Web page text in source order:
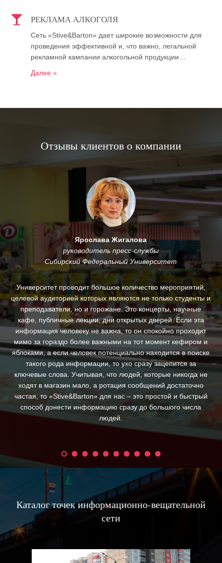
РЕКЛАМА АЛКОГОЛЯ
Сеть «Stive&Barton» дает широкие возможности для
проведения эффективной и, что важно, легальной
рекламной кампании алкогольной продукции…
Далее »
Отзывы клиентов о компании
Ярослава Жигалова
руководитель пресс-службы
Сибирский Федеральный Университет
Университет проводит большое количество мероприятий,
целевой аудиторией которых являются не только студенты и
преподаватели, но и горожане. Это концерты, научные
кафе, публичные лекции, дни открытых дверей. Если эта
информация человеку не важна, то он спокойно проходит
мимо за гораздо более важными на тот момент кефиром и
яблоками, а если человек потенциально находится в поиске
такого рода информации, то ухо сразу зацепится за
ключевые слова. Учитывая, что людей, которые никогда не
ходят в магазин мало, а ротация сообщений достаточно
частая, то «Stive&Barton» для нас – это простой и быстрый
способ донести информацию сразу до большого числа
людей.
Каталог точек информационно-вещательной
сети